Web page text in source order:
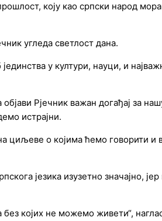
коју као српски народ
угледа светлост дана.
у култури, науци, и
Рјечник важан догађај за
истрајни.
циљеве о којима ћемо говорити
језика изузетно значајно,
којих не можемо живети“,